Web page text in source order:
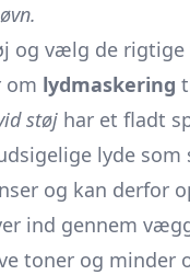
og vælg de
om lydmaskering
støj har et fladt
lyde som
og kan derfor
ind gennem
toner og minder